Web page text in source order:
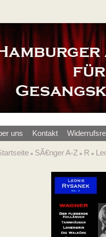
uns Kontakt
» SÃ€nger A-Z » R »